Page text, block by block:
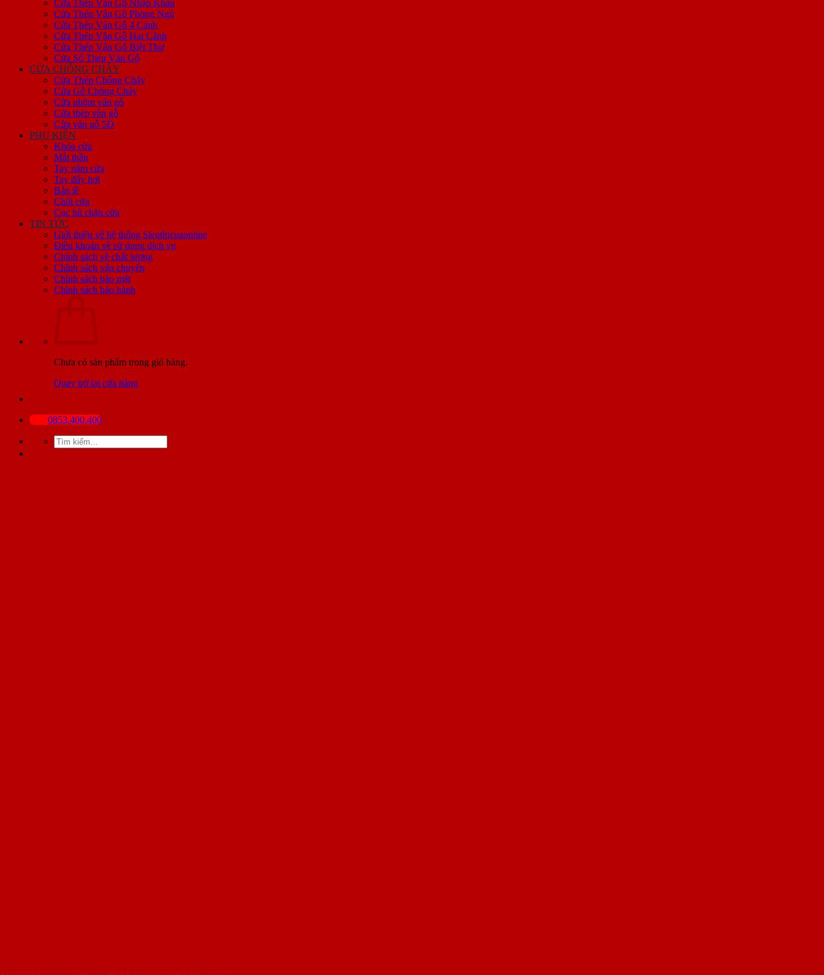
Cửa Thép Vân Gỗ Nhập Khẩu
Cửa Thép Vân Gỗ Phòng Ngủ
Cửa Thép Vân Gỗ 4 Cánh
Cửa Thép Vân Gỗ Hai Cánh
Cửa Thép Vân Gỗ Biệt Thự
Cửa Sổ Thép Vân Gỗ
CỬA CHỐNG CHÁY
Cửa Thép Chống Cháy
Cửa Gỗ Chống Cháy
Cửa nhôm vân gỗ
Cửa thép vân gỗ
Cửa vân gỗ 5D
PHỤ KIỆN
Khóa cửa
Mắt thần
Tay nắm cửa
Tay đẩy hơi
Bản lề
Chốt cửa
Cục hít chặn cửa
TIN TỨC
Giới thiệu về hệ thống Sieuthicuaonline
Điều khoản về sử dụng dịch vụ
Chính sách về chất lượng
Chính sách vận chuyển
Chính sách bảo mật
Chính sách bảo hành
Chưa có sản phẩm trong giỏ hàng.
Quay trở lại cửa hàng
0853.400.400
Tìm
kiếm: